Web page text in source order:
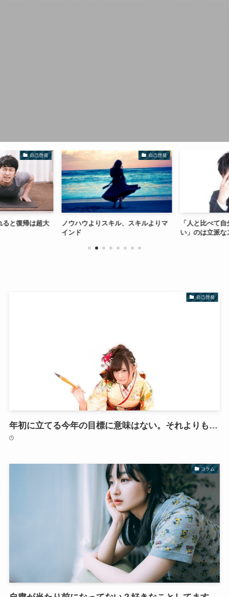
自己啓発
と復帰は超大
自己啓発
ノウハウよりスキル、スキルよりマ
インド
「人と比べて自
い」のは立派な
自己啓発
年初に立てる今年の目標に意味はない。それよりも…
コラム